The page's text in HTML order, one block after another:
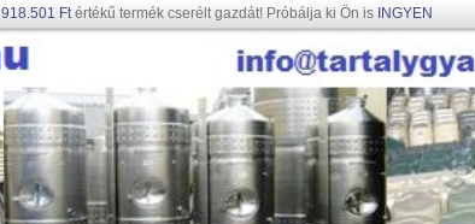
918.501 Ftértékű termék cserélt gazdát! Próbálja ki Ön is INGYEN